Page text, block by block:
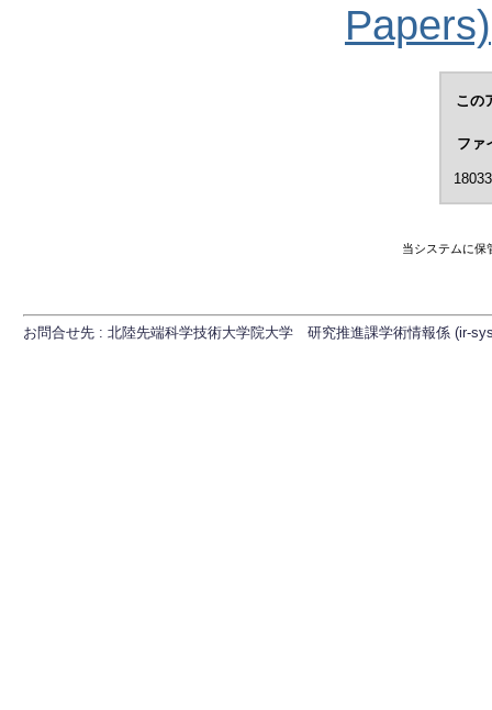
Papers)
この
ファ
当システムに保
お問合せ先 : 北陸先端科学技術大学院大学 研究推進課学術情報係 (ir-